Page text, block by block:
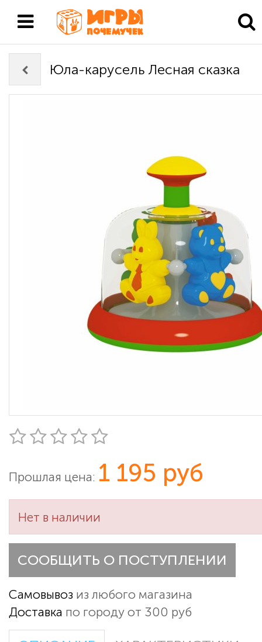
Юла-карусель Лесная сказка
Прошлая цена: 1 195 руб
Нет в наличии
СООБЩИТЬ О ПОСТУПЛЕНИИ
Самовывоз из любого магазина
Доставка по городу от 300 руб